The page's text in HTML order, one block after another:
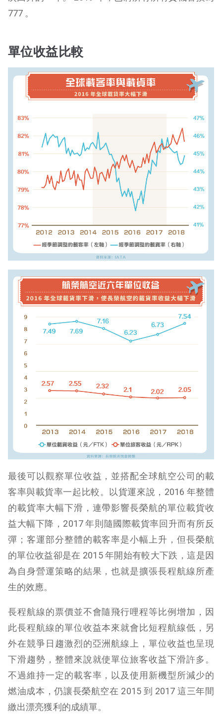
777 。
單位收益比較
最後可以觀察單位收益，並搭配全球航空公司的載
客率與載貨率一起比較。以貨運來說，2016 年整體
的載貨率大幅下滑，連帶影響長榮航的單位載貨收
益大幅下降，2017 年則隨國際載貨率回升而有所反
彈；客運部分整體的載客率是小幅上升，但長榮航
的單位收益卻是在 2015 年開始有較大下跌，這是因
為自身營運策略的結果，也就是擴張長程航線所產
生的效應。
長程航線的票價並不會隨飛行哩程等比例增加，因
此長程航線的單位收益本來就會比短程航線低，另
外在競爭日趨激烈的亞洲航線上，單位收益也呈現
下滑趨勢，整體來說就使單位旅客收益下滑許多。
不過維持一定的載客率，以及使用新機型所減少的
燃油成本，仍讓長榮航空在 2015 到 2017 這三年間
繳出漂亮獲利的成績單。